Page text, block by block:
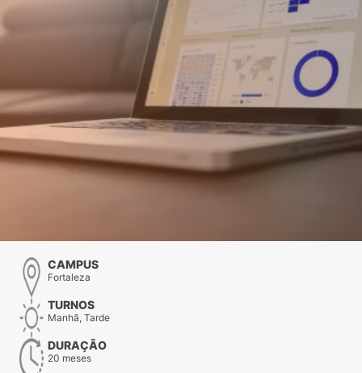
CAMPUS
Fortaleza
TURNOS
Manhã, Tarde
DURAÇÃO
20 meses